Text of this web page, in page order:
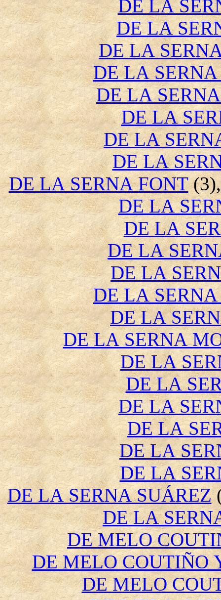
DE LA
DE LA
DE LA
DE LA
DE LA
DE LA
DE LA
DE LA
DE LA SERNA FONT
DE LA
DE LA
DE LA
DE LA
DE LA
DE LA
DE LA SERNA
DE LA
DE LA
DE LA
DE LA
DE LA
DE LA
DE LA SERNA SUÁREZ
DE LA
DE MELO
DE MELO COUTIÑO
DE MELO